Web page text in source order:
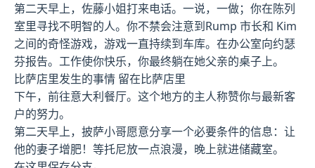
第二天早上，佐藤小姐打来电话。一说，一做；你在陈列
室里寻找不明智的人。你不禁会注意到Rump 市长和 Kim
之间的奇怪游戏，游戏一直持续到车库。在办公室向约瑟
芬报告。工作使你快乐，你最终躺在她父亲的桌子上。
比萨店里发生的事情 留在比萨店里
下午，前往意大利餐厅。这个地方的主人称赞你与最新客
户的努力。
第二天早上，披萨小哥愿意分享一个必要条件的信息：让
他的妻子增肥！等托尼放一点浪漫，晚上就进储藏室。